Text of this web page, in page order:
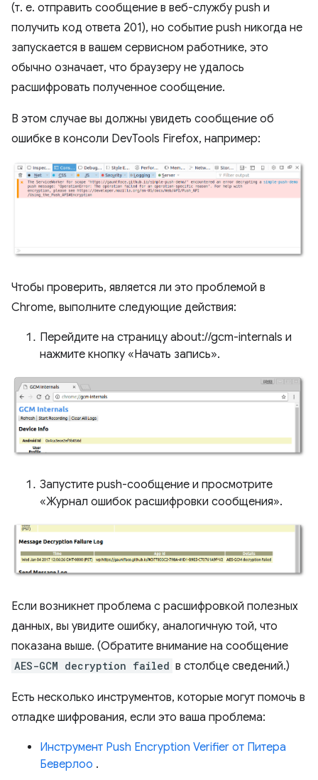
(т. е. отправить сообщение в веб-службу push и
получить код ответа 201), но событие push никогда не
запускается в вашем сервисном работнике, это
обычно означает, что браузеру не удалось
расшифровать полученное сообщение.
В этом случае вы должны увидеть сообщение об
ошибке в консоли DevTools Firefox, например:
Чтобы проверить, является ли это проблемой в
Chrome, выполните следующие действия:
Перейдите на страницу about://gcm-internals и
нажмите кнопку «Начать запись».
Запустите push-сообщение и просмотрите
«Журнал ошибок расшифровки сообщения».
Если возникнет проблема с расшифровкой полезных
данных, вы увидите ошибку, аналогичную той, что
показана выше. (Обратите внимание на сообщение
AES-GCM decryption failed в столбце сведений.)
Есть несколько инструментов, которые могут помочь в
отладке шифрования, если это ваша проблема:
Инструмент Push Encryption Verifier от Питера
Беверлоо .